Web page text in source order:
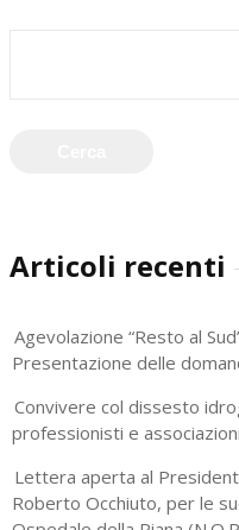
Articoli recenti
Agevolazione “Resto al
Presentazione delle
Convivere col dissesto
professionisti e
Lettera aperta al
Roberto Occhiuto, per le